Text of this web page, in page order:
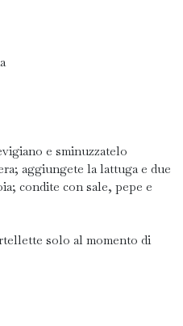
e sminuzzatelo
aggiungete la lattuga e due
condite con sale, pepe e
solo al momento di